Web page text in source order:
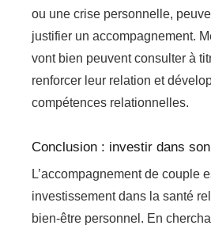
ou une crise personnelle,
justifier un accompagnement.
vont bien peuvent consulter à
renforcer leur relation et
compétences relationnelles.
Conclusion : investir dans
L’accompagnement de couple
investissement dans la santé
bien-être personnel. En